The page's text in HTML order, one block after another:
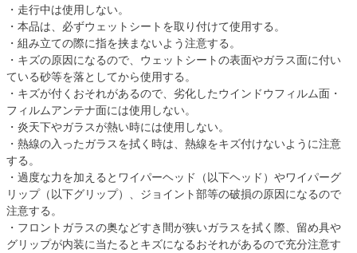
・走行中は使用しない。
・本品は、必ずウェットシートを取り付けて使用する。
・組み立ての際に指を挟まないよう注意する。
・キズの原因になるので、ウェットシートの表面やガラス面に付い
ている砂等を落としてから使用する。
・キズが付くおそれがあるので、劣化したウインドウフィルム面・
フィルムアンテナ面には使用しない。
・炎天下やガラスが熱い時には使用しない。
・熱線の入ったガラスを拭く時は、熱線をキズ付けないように注意
する。
・過度な力を加えるとワイパーヘッド（以下ヘッド）やワイパーグ
リップ（以下グリップ）、ジョイント部等の破損の原因になるので
注意する。
・フロントガラスの奥などすき間が狭いガラスを拭く際、留め具や
グリップが内装に当たるとキズになるおそれがあるので充分注意す